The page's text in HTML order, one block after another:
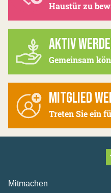
Haustür zu
AKTIV
Gemeinsam
MITGLIED
Treten Sie ein
Mitmachen